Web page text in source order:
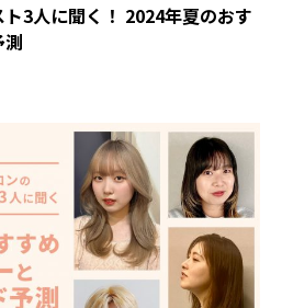
3人に聞く！ 2024年夏のおす